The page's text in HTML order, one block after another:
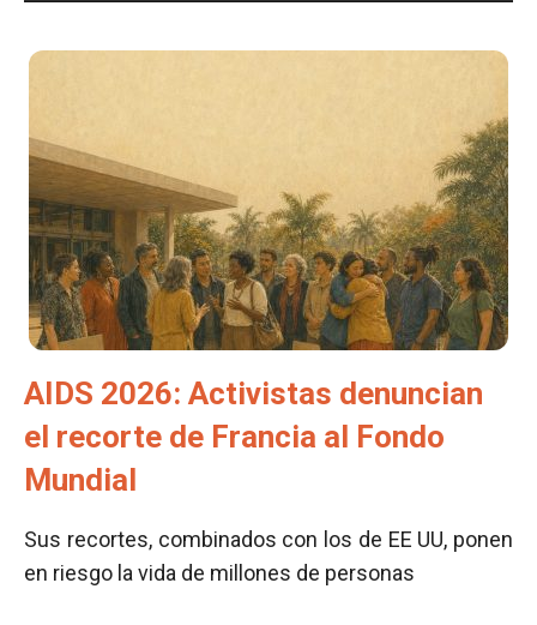
AIDS 2026: Activistas denuncian
el recorte de Francia al Fondo
Mundial
Sus recortes, combinados con los de EE UU, ponen
en riesgo la vida de millones de personas